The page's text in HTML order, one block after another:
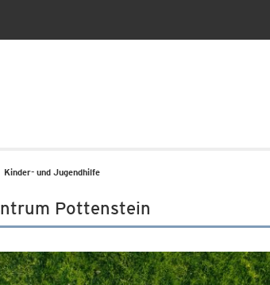
Kinder- und Jugendhilfe
Pottenstein